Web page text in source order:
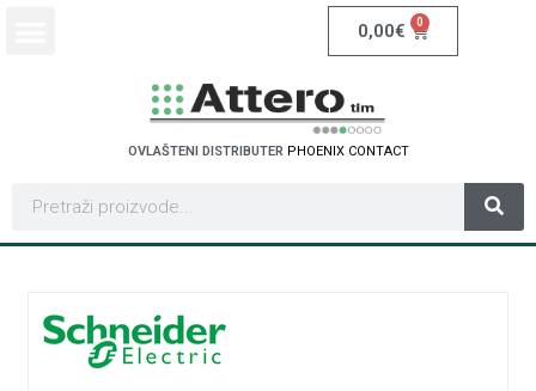
0,00€ 0
OVLAŠTENI DISTRIBUTER PHOENIX CONTACT